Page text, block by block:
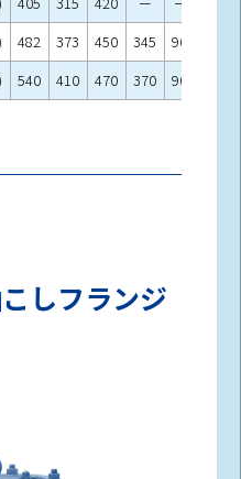
482 373 450 345 90
540 410 470 370 90
しフランジ